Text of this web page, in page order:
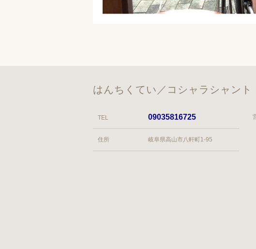
はんちくてい／コシャラシャント
TEL 09035816725
住所 岐阜県高山市八軒町1-95